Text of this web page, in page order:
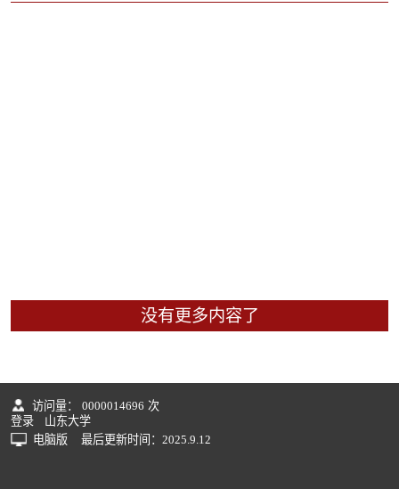
没有更多内容了
访问量： 0000014696 次
登录
山东大学
电脑版
最后更新时间： 2025 9 12